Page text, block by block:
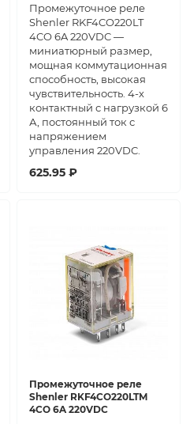
Промежуточное реле
Shenler RKF4CO220LT
4CO 6A 220VDC —
миниатюрный размер,
мощная коммутационная
способность, высокая
чувствительность. 4-х
контактный с нагрузкой 6
А, постоянный ток с
напряжением
управления 220VDC.
625.95 ₽
Промежуточное реле
Shenler RKF4CO220LTM
4CO 6A 220VDC